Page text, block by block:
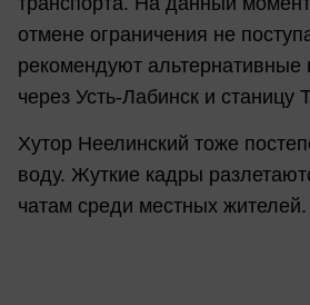
отмене ограничения не
рекомендуют
через Усть-Лабинск и станицу
Хутор Неелинский тоже
воду. Жуткие кадры
чатам среди местных жителей.